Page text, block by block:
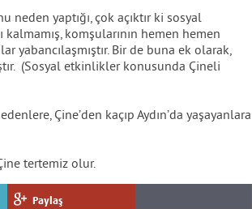
neden yaptığı, çok açıktır ki sosyal
komşularının hemen hemen
yabancılaşmıştır. Bir de buna ek olarak,
(Sosyal etkinlikler konusunda Çineli
Çine’den kaçıp Aydın’da yaşayanlara
tertemiz olur.
Paylaş